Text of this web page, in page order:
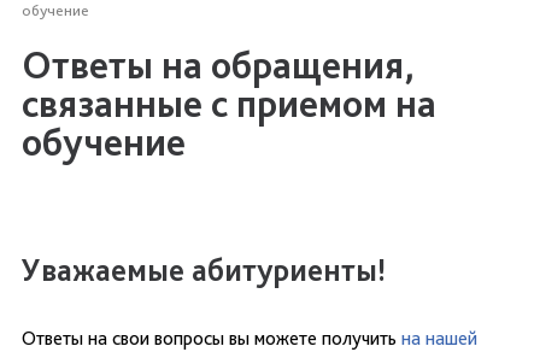
обучение
Ответы на обращения,
связанные с приемом на
обучение
Уважаемые абитуриенты!
Ответы на свои вопросы вы можете получить на нашей